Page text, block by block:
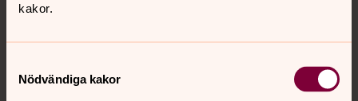
kakor.
Nödvändiga kakor